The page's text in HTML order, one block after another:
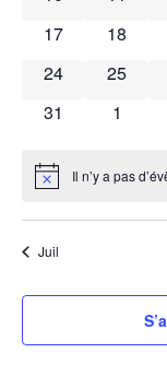
0 évènements
17 0
18
0 évènements
24 0
25
0 évènements
31 0
1
Notice Il n’y a pas
Juil